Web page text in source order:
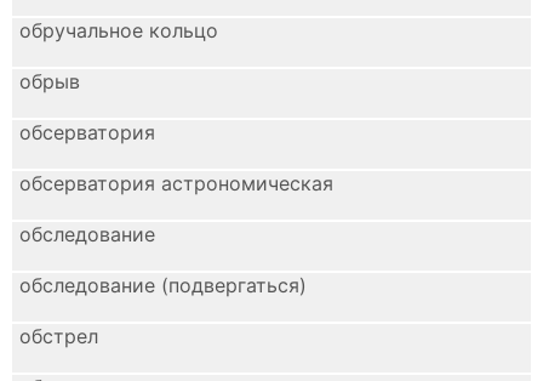
обручальное кольцо
обрыв
обсерватория
обсерватория астрономическая
обследование
обследование (подвергаться)
обстрел